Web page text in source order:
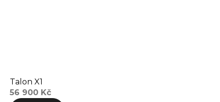
Talon X1
56 900 Kč